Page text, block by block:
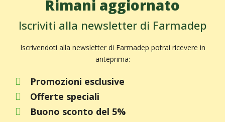
Rimani aggiornato
Iscriviti alla newsletter di Farmadep
Iscrivendoti alla newsletter di Farmadep potrai ricevere in
anteprima:
Promozioni esclusive
Offerte speciali
Buono sconto del 5%